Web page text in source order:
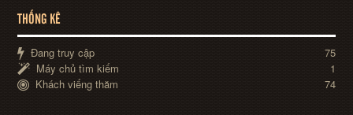
THỐNG KÊ
Đang truy cập
75
Máy chủ tìm kiếm
1
Khách viếng thăm
74